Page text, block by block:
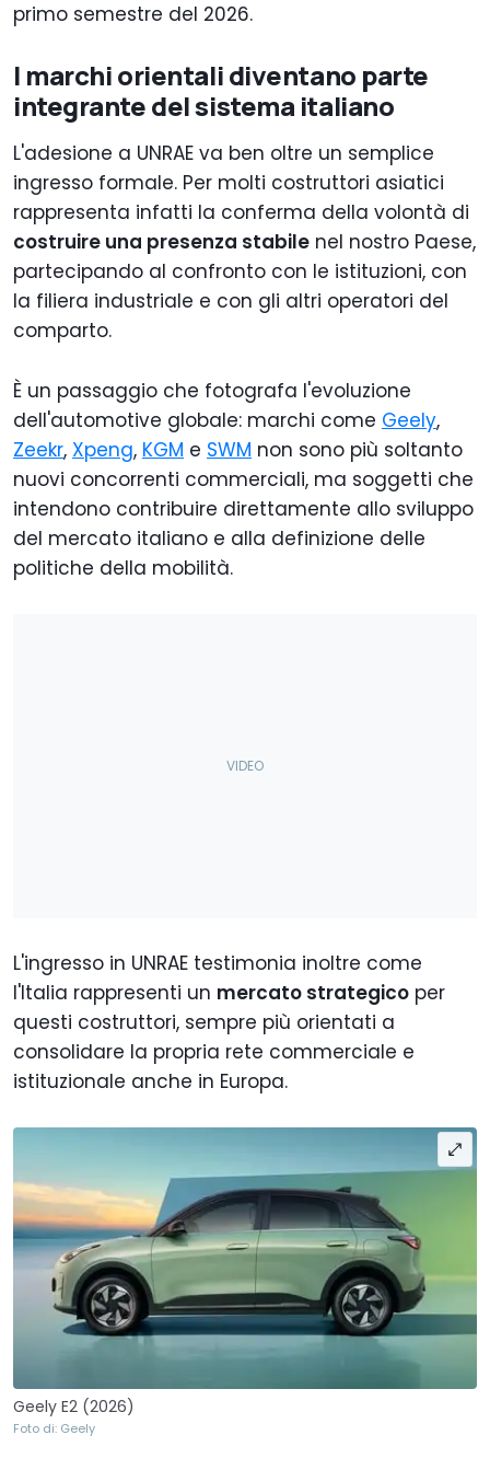
primo semestre del 2026.
I marchi orientali diventano parte
integrante del sistema italiano
L'adesione a UNRAE va ben oltre un semplice
ingresso formale. Per molti costruttori asiatici
rappresenta infatti la conferma della volontà di
costruire una presenza stabile nel nostro Paese,
partecipando al confronto con le istituzioni, con
la filiera industriale e con gli altri operatori del
comparto.
È un passaggio che fotografa l'evoluzione
dell'automotive globale: marchi come Geely,
Zeekr, Xpeng, KGM e SWM non sono più soltanto
nuovi concorrenti commerciali, ma soggetti che
intendono contribuire direttamente allo sviluppo
del mercato italiano e alla definizione delle
politiche della mobilità.
L'ingresso in UNRAE testimonia inoltre come
l'Italia rappresenti un mercato strategico per
questi costruttori, sempre più orientati a
consolidare la propria rete commerciale e
istituzionale anche in Europa.
Geely E2 (2026)
Foto di: Geely